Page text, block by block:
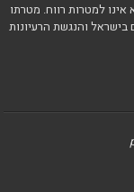
אינו למטרות רווח. מטרתו
בישראל והנגשת הרעיונות